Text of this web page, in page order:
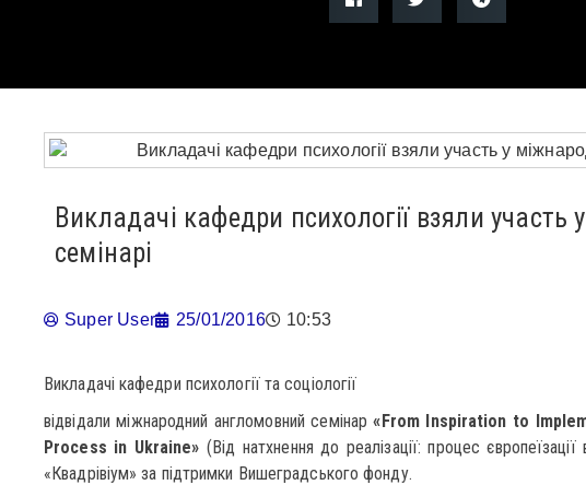
Викладачі кафедри психології взяли участь
семінарі
Super User 25/01/2016 10:53
Викладачі кафедри психології та соціології
відвідали міжнародний англомовний семінар «From Inspiration to
Process in Ukraine» (Від натхнення до реалізації: процес європеїзації
«Квадрівіум» за підтримки Вишеградського фонду.